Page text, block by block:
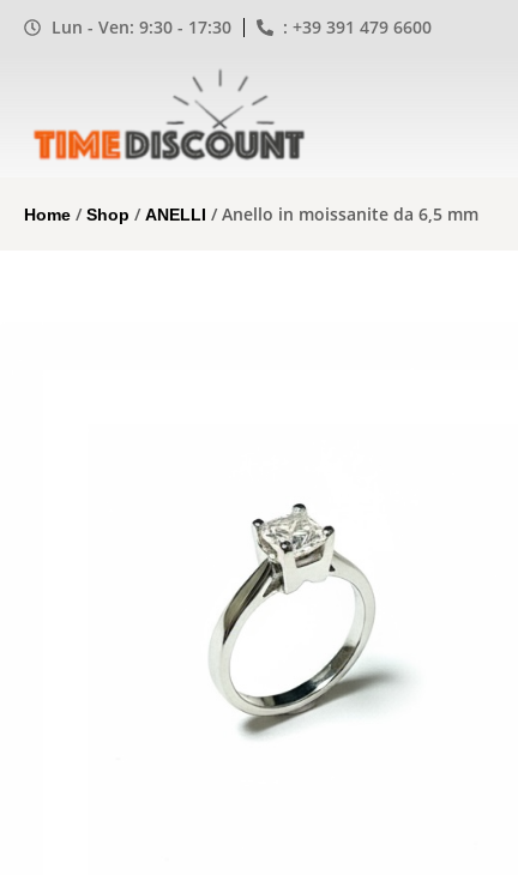
Lun - Ven: 9:30 - 17:30 : +39 391 479 6600
Home /Shop /ANELLI / Anello in moissanite da 6,5 mm